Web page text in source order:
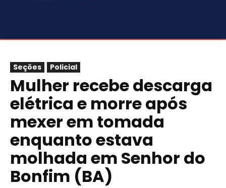
Seções Policial
Mulher recebe descarga
elétrica e morre após
mexer em tomada
enquanto estava
molhada em Senhor do
Bonfim (BA)